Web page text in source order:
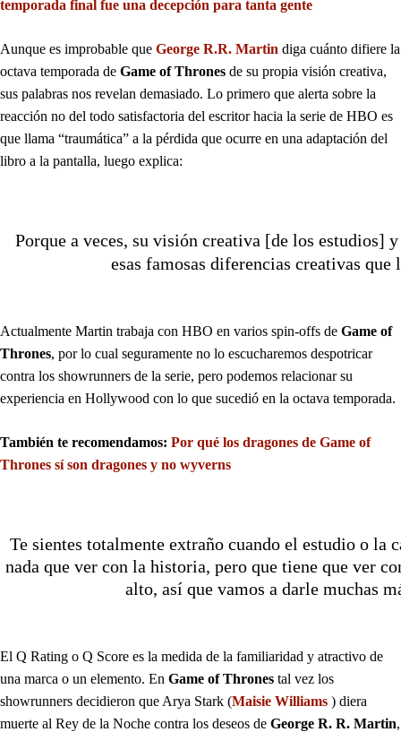
temporada final fue una decepción para tanta gente
Aunque es improbable que George R.R. Martin diga cuánto difiere la
octava temporada de Game of Thrones de su propia visión creativa,
sus palabras nos revelan demasiado. Lo primero que alerta sobre la
reacción no del todo satisfactoria del escritor hacia la serie de HBO es
que llama “traumática” a la pérdida que ocurre en una adaptación del
libro a la pantalla, luego explica:
Porque a veces, su visión creativa [de los estudios]
esas famosas diferencias creativas
Actualmente Martin trabaja con HBO en varios spin-offs de Game of
Thrones, por lo cual seguramente no lo escucharemos despotricar
contra los showrunners de la serie, pero podemos relacionar su
experiencia en Hollywood con lo que sucedió en la octava temporada.
También te recomendamos: Por qué los dragones de Game of
Thrones sí son dragones y no wyverns
Te sientes totalmente extraño cuando el estudio o la
nada que ver con la historia, pero que tiene que ver
alto, así que vamos a darle muchas
El Q Rating o Q Score es la medida de la familiaridad y atractivo de
una marca o un elemento. En Game of Thrones tal vez los
showrunners decidieron que Arya Stark (Maisie Williams ) diera
muerte al Rey de la Noche contra los deseos de George R. R. Martin,